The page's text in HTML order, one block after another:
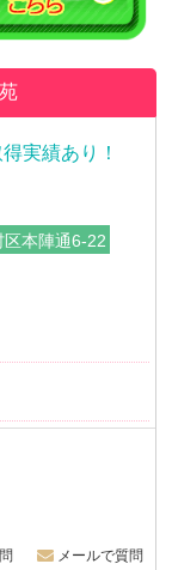
実績あり！
本陣通6-22
メールで質問